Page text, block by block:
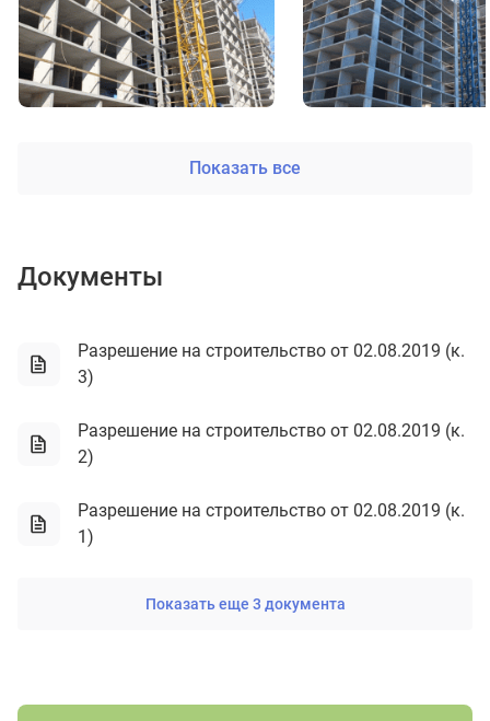
Показать все
Документы
Разрешение на строительство от 02.08.2019 (к.
3)
Разрешение на строительство от 02.08.2019 (к.
2)
Разрешение на строительство от 02.08.2019 (к.
1)
Показать еще 3 документа